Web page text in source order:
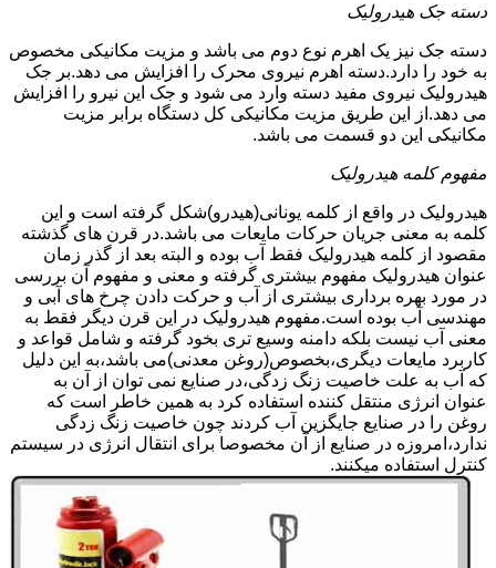
دسته جک هیدرولیک
دسته جک نیز یک اهرم نوع دوم می باشد و مزیت مکانیکی مخصوص
به خود را دارد.دسته اهرم نیروی محرک را افزایش می دهد.بر جک
هیدرولیک نیروی مفید دسته وارد می شود و جک این نیرو را افزایش
می دهد.از این طریق مزیت مکانیکی کل دستگاه برابر مزیت
مکانیکی این دو قسمت می باشد.
مفهوم کلمه هیدرولیک
هیدرولیک در واقع از کلمه یونانی(هیدرو)شکل گرفته است و این
کلمه به معنی جریان حرکات مایعات می باشد.در قرن های گذشته
مقصود از کلمه هیدرولیک فقط آب بوده و البته بعد از گذر زمان
عنوان هیدرولیک مفهوم بیشتری گرفته و معنی و مفهوم آن بررسی
در مورد بهره برداری بیشتری از آب و حرکت دادن چرخ های آبی و
مهندسی آب بوده است.مفهوم هیدرولیک در این قرن دیگر فقط به
معنی آب نیست بلکه دامنه وسیع تری بخود گرفته و شامل قواعد و
کاربرد مایعات دیگری،بخصوص(روغن معدنی)می باشد،به این دلیل
که آب به علت خاصیت زنگ زدگی،در صنایع نمی توان از آن به
عنوان انرژی منتقل کننده استفاده کرد به همین خاطر است که
روغن را در صنایع جایگزین آب کردند چون خاصیت زنگ زدگی
ندارد،امروزه در صنایع از آن مخصوصا برای انتقال انرژی در سیستم
کنترل استفاده میکنند.